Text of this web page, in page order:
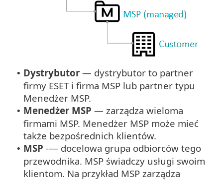
• Dystrybutor — dystrybutor to partner
firmy ESET i firma MSP lub partner typu
Menedżer MSP.
• Menedżer MSP — zarządza wieloma
firmami MSP. Menedżer MSP może mieć
także bezpośrednich klientów.
• MSP -— docelowa grupa odbiorców tego
przewodnika. MSP świadczy usługi swoim
klientom. Na przykład MSP zarządza